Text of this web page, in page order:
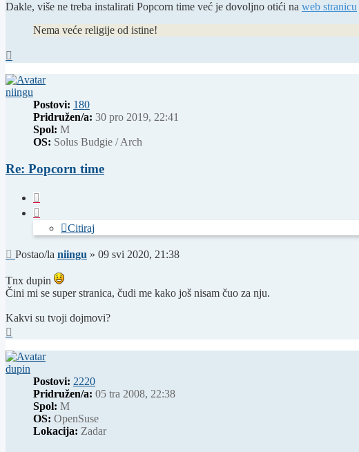
Dakle, više ne treba instalirati Popcorn time već je dovoljno otići na web stranicu
Nema veće religije od istine!
niingu
Postovi: 180
Pridružen/a: 30 pro 2019, 22:41
Spol: M
OS: Solus Budgie / Arch
Re: Popcorn time
Citiraj
Post
Postao/la niingu » 09 svi 2020, 21:38
Tnx dupin
Čini mi se super stranica, čudi me kako još nisam čuo za nju.
Kakvi su tvoji dojmovi?
dupin
Postovi: 2220
Pridružen/a: 05 tra 2008, 22:38
Spol: M
OS: OpenSuse
Lokacija: Zadar